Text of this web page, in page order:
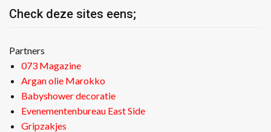
Check deze sites eens;
Partners
073 Magazine
Argan olie Marokko
Babyshower decoratie
Evenementenbureau East Side
Gripzakjes